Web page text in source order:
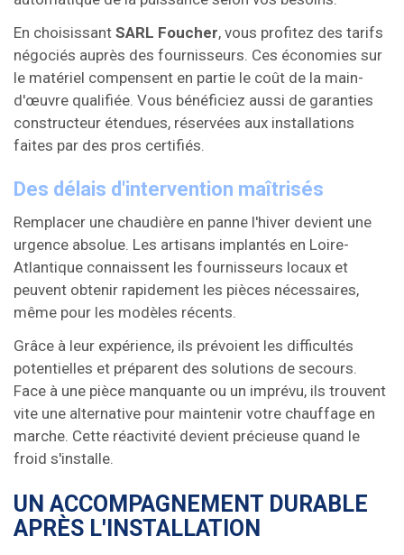
En choisissant SARL Foucher, vous profitez des tarifs
négociés auprès des fournisseurs. Ces économies sur
le matériel compensent en partie le coût de la main-
d'œuvre qualifiée. Vous bénéficiez aussi de garanties
constructeur étendues, réservées aux installations
faites par des pros certifiés.
Des délais d'intervention maîtrisés
Remplacer une chaudière en panne l'hiver devient une
urgence absolue. Les artisans implantés en Loire-
Atlantique connaissent les fournisseurs locaux et
peuvent obtenir rapidement les pièces nécessaires,
même pour les modèles récents.
Grâce à leur expérience, ils prévoient les difficultés
potentielles et préparent des solutions de secours.
Face à une pièce manquante ou un imprévu, ils trouvent
vite une alternative pour maintenir votre chauffage en
marche. Cette réactivité devient précieuse quand le
froid s'installe.
UN ACCOMPAGNEMENT DURABLE
APRÈS L'INSTALLATION